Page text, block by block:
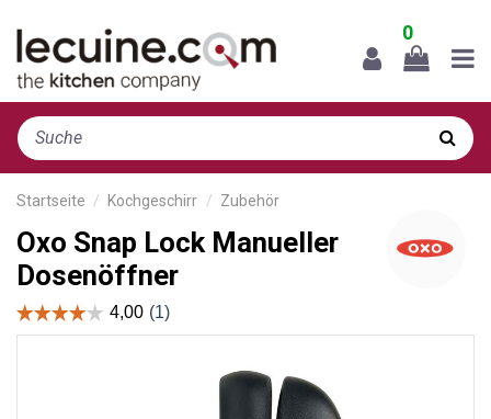
0
Startseite Kochgeschirr Zubehör
Oxo Snap Lock Manueller
Dosenöffner